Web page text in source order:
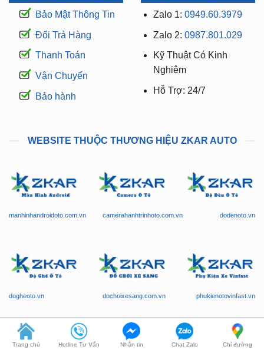
Bảo Mật Thông Tin
Đổi Trả Hàng
Thanh Toán
Vận Chuyển
Bảo hành
Zalo 1: 0949.60.3979
Zalo 2: 0987.801.029
Kỹ Thuật Có Kinh
Nghiệm
Hỗ Trợ: 24/7
WEBSITE THUỘC THƯƠNG HIỆU ZKAR AUTO
manhinhandroidoto.com.vn camerahanhtrinhoto.com.vn dodenoto.vn
dogheoto.vn dochoixesang.com.vn phukienotovinfast.vn
Trang chủ Hotline Tư Vấn Nhắn tin Chat Zalo Chỉ đường